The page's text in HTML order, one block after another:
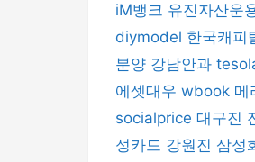
iM뱅크 유진자산운
diymodel 한국캐피
분양 강남안과
에셋대우 wbook 메
socialprice 대구진
성카드 강원진 삼성